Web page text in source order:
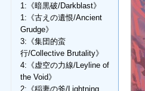
1:《暗黒破/Darkblast》
1:《古えの遺恨/Ancient
Grudge》
3:《集団的蛮
行/Collective Brutality》
4:《虚空の力線/Leyline of
the Void》
2:《稲妻の斧/Lightning